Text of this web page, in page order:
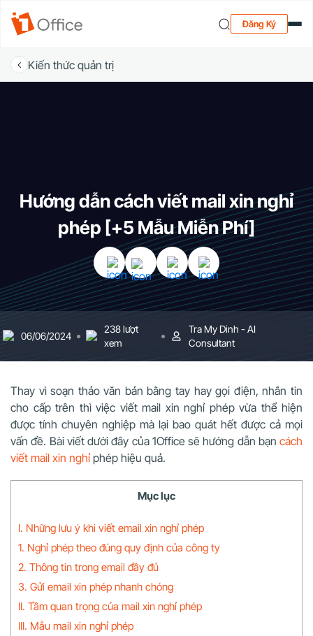
Đăng Ký
Kiến thức quản trị
Hướng dẫn cách viết mail xin nghỉ
phép [+5 Mẫu Miễn Phí]
06/06/2024
238 lượt
xem
Tra My Dinh - AI
Consultant
Thay vì soạn thảo văn bản bằng tay hay gọi điện, nhắn tin
cho cấp trên thì việc viết mail xin nghỉ phép vừa thể hiện
được tính chuyên nghiệp mà lại bao quát hết được cả mọi
vấn đề. Bài viết dưới đây của 1Office sẽ hướng dẫn bạn cách
viết mail xin nghỉphép hiệu quả.
Mục lục
I. Những lưu ý khi viết email xin nghỉ phép
1. Nghỉ phép theo đúng quy định của công ty
2. Thông tin trong email đầy đủ
3. Gửi email xin phép nhanh chóng
II. Tầm quan trọng của mail xin nghỉ phép
III. Mẫu mail xin nghỉ phép